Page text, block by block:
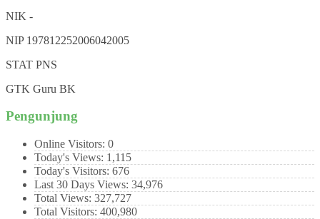
NIK -
NIP 197812252006042005
STAT PNS
GTK Guru BK
Pengunjung
Online Visitors: 0
Today's Views: 1,115
Today's Visitors: 676
Last 30 Days Views: 34,976
Total Views: 327,727
Total Visitors: 400,980